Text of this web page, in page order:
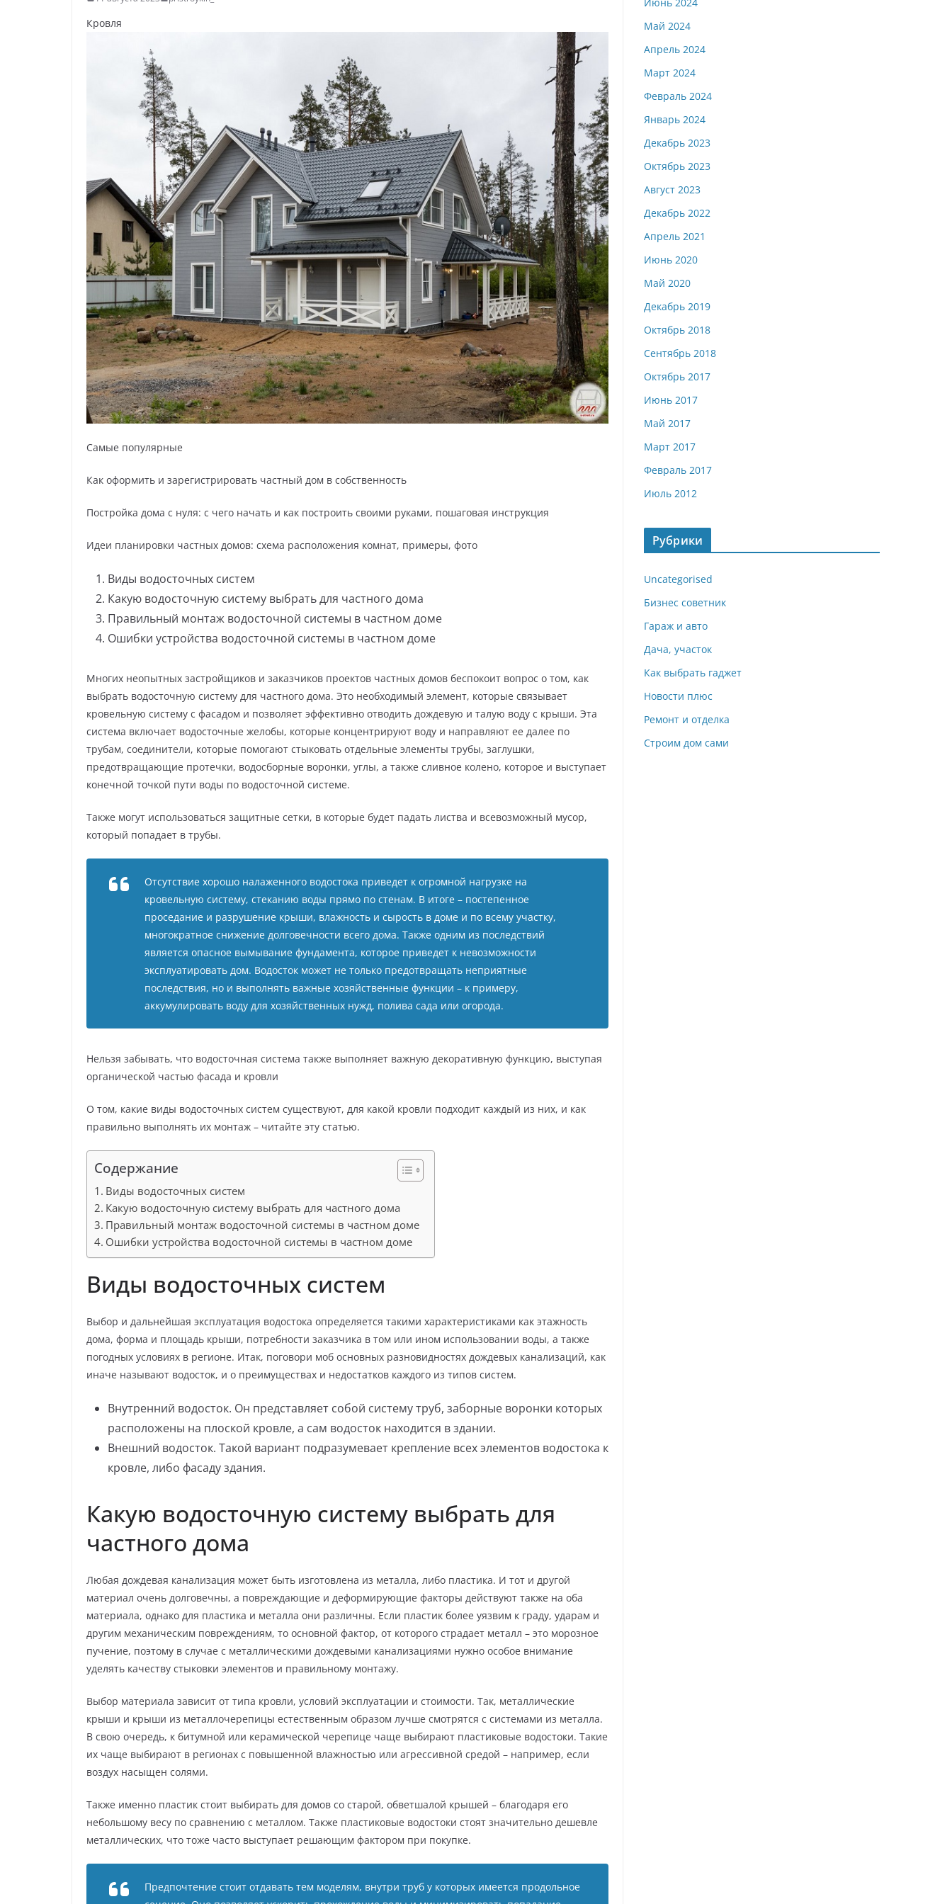
Кровля
Самые популярные
Как оформить и зарегистрировать частный дом в собственность
Постройка дома с нуля: с чего начать и как построить своими руками, пошаговая инструкция
Идеи планировки частных домов: схема расположения комнат, примеры, фото
Виды водосточных систем
Какую водосточную систему выбрать для частного дома
Правильный монтаж водосточной системы в частном доме
Ошибки устройства водосточной системы в частном доме
Многих неопытных застройщиков и заказчиков проектов частных домов беспокоит вопрос о том, как
выбрать водосточную систему для частного дома. Это необходимый элемент, которые связывает
кровельную систему с фасадом и позволяет эффективно отводить дождевую и талую воду с крыши. Эта
система включает водосточные желобы, которые концентрируют воду и направляют ее далее по
трубам, соединители, которые помогают стыковать отдельные элементы трубы, заглушки,
предотвращающие протечки, водосборные воронки, углы, а также сливное колено, которое и выступает
конечной точкой пути воды по водосточной системе.
Также могут использоваться защитные сетки, в которые будет падать листва и всевозможный мусор,
который попадает в трубы.
Отсутствие хорошо налаженного водостока приведет к огромной нагрузке на
кровельную систему, стеканию воды прямо по стенам. В итоге – постепенное
проседание и разрушение крыши, влажность и сырость в доме и по всему участку,
многократное снижение долговечности всего дома. Также одним из последствий
является опасное вымывание фундамента, которое приведет к невозможности
эксплуатировать дом. Водосток может не только предотвращать неприятные
последствия, но и выполнять важные хозяйственные функции – к примеру,
аккумулировать воду для хозяйственных нужд, полива сада или огорода.
Нельзя забывать, что водосточная система также выполняет важную декоративную функцию, выступая
органической частью фасада и кровли
О том, какие виды водосточных систем существуют, для какой кровли подходит каждый из них, и как
правильно выполнять их монтаж – читайте эту статью.
Содержание
Виды водосточных систем
Какую водосточную систему выбрать для частного дома
Правильный монтаж водосточной системы в частном доме
Ошибки устройства водосточной системы в частном доме
Виды водосточных систем
Выбор и дальнейшая эксплуатация водостока определяется такими характеристиками как этажность
дома, форма и площадь крыши, потребности заказчика в том или ином использовании воды, а также
погодных условиях в регионе. Итак, поговори моб основных разновидностях дождевых канализаций, как
иначе называют водосток, и о преимуществах и недостатков каждого из типов систем.
Внутренний водосток. Он представляет собой систему труб, заборные воронки которых
расположены на плоской кровле, а сам водосток находится в здании.
Внешний водосток. Такой вариант подразумевает крепление всех элементов водостока к
кровле, либо фасаду здания.
Какую водосточную систему выбрать для
частного дома
Любая дождевая канализация может быть изготовлена из металла, либо пластика. И тот и другой
материал очень долговечны, а повреждающие и деформирующие факторы действуют также на оба
материала, однако для пластика и металла они различны. Если пластик более уязвим к граду, ударам и
другим механическим повреждениям, то основной фактор, от которого страдает металл – это морозное
пучение, поэтому в случае с металлическими дождевыми канализациями нужно особое внимание
уделять качеству стыковки элементов и правильному монтажу.
Выбор материала зависит от типа кровли, условий эксплуатации и стоимости. Так, металлические
крыши и крыши из металлочерепицы естественным образом лучше смотрятся с системами из металла.
В свою очередь, к битумной или керамической черепице чаще выбирают пластиковые водостоки. Такие
их чаще выбирают в регионах с повышенной влажностью или агрессивной средой – например, если
воздух насыщен солями.
Также именно пластик стоит выбирать для домов со старой, обветшалой крышей – благодаря его
небольшому весу по сравнению с металлом. Также пластиковые водостоки стоят значительно дешевле
металлических, что тоже часто выступает решающим фактором при покупке.
Предпочтение стоит отдавать тем моделям, внутри труб у которых имеется продольное
Май 2024
Апрель 2024
Март 2024
Февраль 2024
Январь 2024
Декабрь 2023
Октябрь 2023
Август 2023
Декабрь 2022
Апрель 2021
Июнь 2020
Май 2020
Декабрь 2019
Октябрь 2018
Сентябрь 2018
Октябрь 2017
Июнь 2017
Май 2017
Март 2017
Февраль 2017
Июль 2012
Рубрики
Uncategorised
Бизнес советник
Гараж и авто
Дача, участок
Как выбрать гаджет
Новости плюс
Ремонт и отделка
Строим дом сами